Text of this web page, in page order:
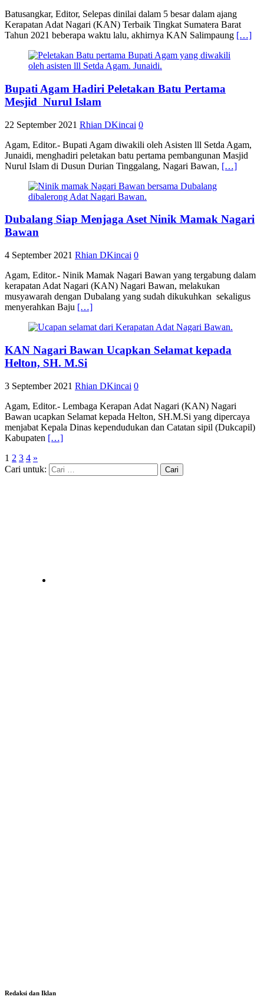
Batusangkar, Editor, Selepas dinilai dalam 5 besar dalam ajang
Kerapatan Adat Nagari (KAN) Terbaik Tingkat Sumatera Barat
Tahun 2021 beberapa waktu lalu, akhirnya KAN Salimpaung […]
Bupati Agam Hadiri Peletakan Batu Pertama
Mesjid Nurul Islam
22 September 2021 Rhian DKincai 0
Agam, Editor.- Bupati Agam diwakili oleh Asisten lll Setda Agam,
Junaidi, menghadiri peletakan batu pertama pembangunan Masjid
Nurul Islam di Dusun Durian Tinggalang, Nagari Bawan, […]
Dubalang Siap Menjaga Aset Ninik Mamak Nagari
Bawan
4 September 2021 Rhian DKincai 0
Agam, Editor.- Ninik Mamak Nagari Bawan yang tergabung dalam
kerapatan Adat Nagari (KAN) Nagari Bawan, melakukan
musyawarah dengan Dubalang yang sudah dikukuhkan sekaligus
menyerahkan Baju […]
KAN Nagari Bawan Ucapkan Selamat kepada
Helton, SH. M.Si
3 September 2021 Rhian DKincai 0
Agam, Editor.- Lembaga Kerapan Adat Nagari (KAN) Nagari
Bawan ucapkan Selamat kepada Helton, SH.M.Si yang dipercaya
menjabat Kepala Dinas kependudukan dan Catatan sipil (Dukcapil)
Kabupaten […]
1 2 3 4 »
Cari untuk:
Redaksi dan Iklan